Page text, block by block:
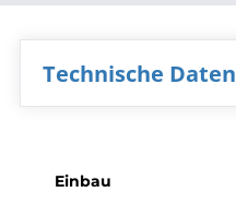
Technische Daten
Einbau